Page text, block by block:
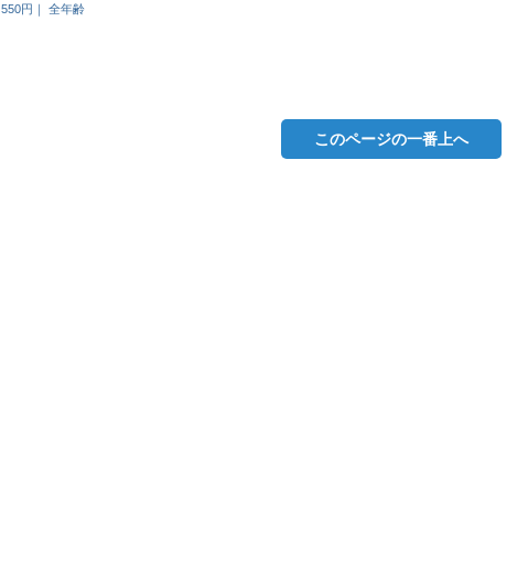
550円｜
全年齢
このページの一番上へ